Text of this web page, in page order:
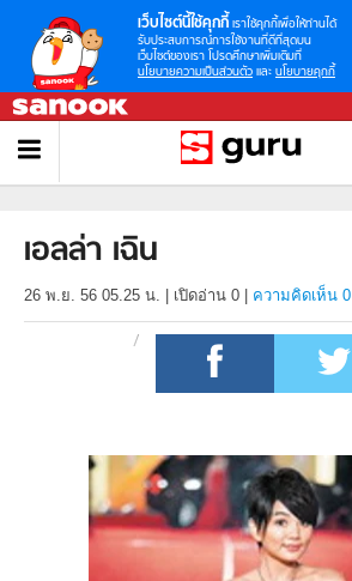
เว็บไซต์นี้ใช้คุกกี้ เราใช้คุกกี้เพื่อให้ท่านได้
รับประสบการณ์การใช้งานที่ดีที่สุดบน
เว็บไซต์ของเรา โปรดศึกษาเพิ่มเติมที่
นโยบายความเป็นส่วนตัว และ นโยบายคุกกี้
เอลล่า เฉิน
26 พ.ย. 56 05.25 น. เปิดอ่าน 0 ความคิดเห็น 0